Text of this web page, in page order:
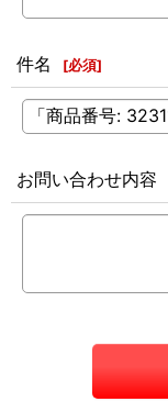
件名 [必須]
お問い合わせ内容